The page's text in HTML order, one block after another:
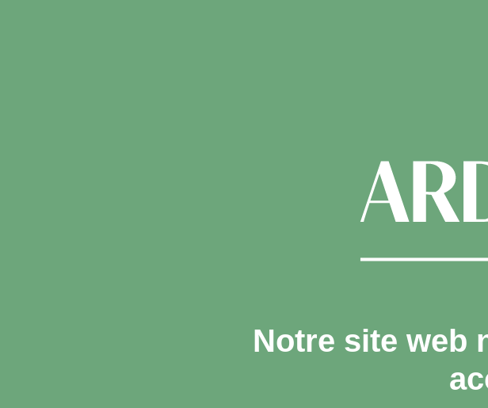
Notre site web